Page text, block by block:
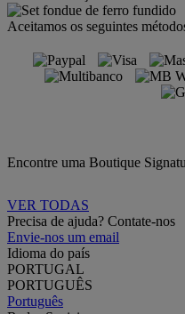
Aceitamos os seguintes
Encontre uma Boutique
VER TODAS
Precisa de ajuda? Contate-nos
Envie-nos um email
Idioma do país
PORTUGAL
PORTUGUÊS
Português